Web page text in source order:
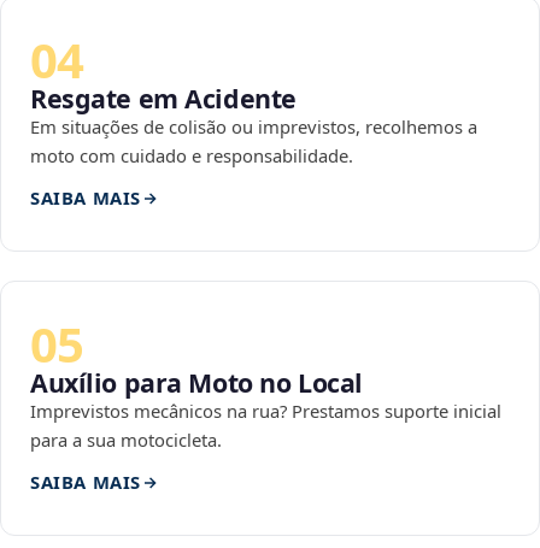
04
Resgate em Acidente
Em situações de colisão ou imprevistos, recolhemos a
moto com cuidado e responsabilidade.
SAIBA MAIS
05
Auxílio para Moto no Local
Imprevistos mecânicos na rua? Prestamos suporte inicial
para a sua motocicleta.
SAIBA MAIS